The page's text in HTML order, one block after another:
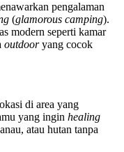
pengalaman
(glamorous camping).
modern seperti kamar
outdooryang cocok
di area yang
yang ingin healing
atau hutan tanpa